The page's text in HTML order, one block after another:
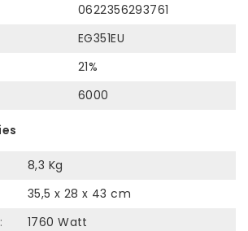
0622356293761
EG351EU
21%
6000
8,3 Kg
35,5 x 28 x 43 cm
1760 Watt